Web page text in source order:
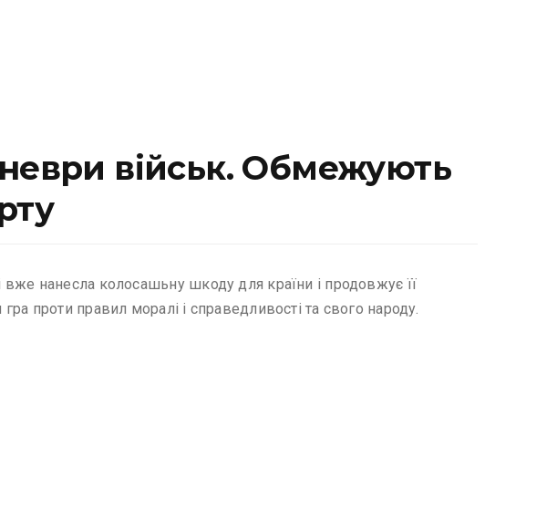
військ. Обмежують
вже нанесла колосашьну шкоду для країни і продовжує її
проти правил моралі і справедливості та свого народу.